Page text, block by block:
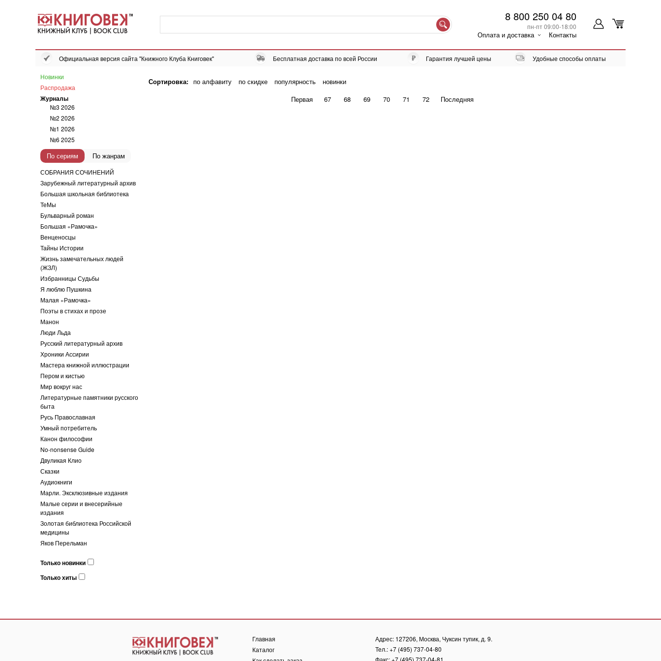
8 800 250 04 80
пн-пт 09:00-18:00
Оплата и доставка Контакты
Официальная версия сайта "Книжного Клуба Книговек" Бесплатная доставка по всей России Гарантия лучшей цены Удобные способы оплаты
Новинки
Распродажа
Журналы
№3 2026
№2 2026
№1 2026
№6 2025
По сериям По жанрам
СОБРАНИЯ СОЧИНЕНИЙ
Зарубежный литературный архив
Большая школьная библиотека
ТеМы
Бульварный роман
Большая «Рамочка»
Венценосцы
Тайны Истории
Жизнь замечательных людей
(ЖЗЛ)
Избранницы Судьбы
Я люблю Пушкина
Малая «Рамочка»
Поэты в стихах и прозе
Манон
Люди Льда
Русский литературный архив
Хроники Ассирии
Мастера книжной иллюстрации
Пером и кистью
Мир вокруг нас
Литературные памятники русского
быта
Русь Православная
Умный потребитель
Канон философии
No-nonsense Guide
Двуликая Клио
Сказки
Аудиокниги
Марли. Эксклюзивные издания
Малые серии и внесерийные
издания
Золотая библиотека Российской
медицины
Яков Перельман
Только новинки
Только хиты
Сортировка: по алфавиту по скидке популярность
новинки
Первая
67 68 69 70 71 72 Последняя
Главная
Каталог
Адрес: 127206, Москва, Чуксин тупик, д. 9.
Тел.: +7 (495) 737-04-80
Факс: +7 (495) 737-04-81